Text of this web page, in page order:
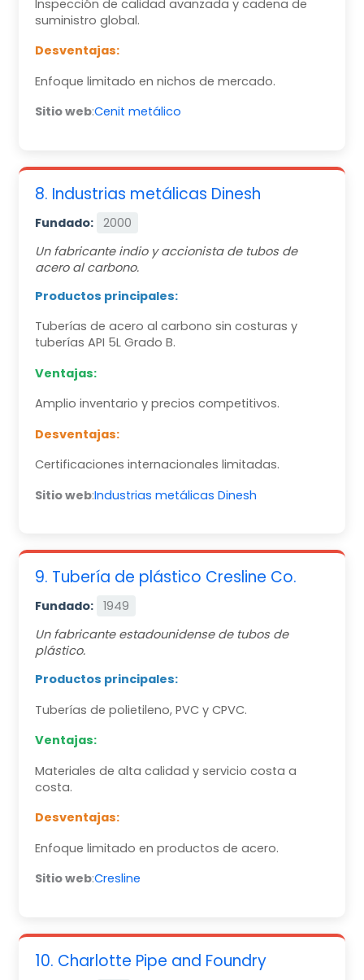
Inspección de calidad avanzada y cadena de
suministro global.
Desventajas:
Enfoque limitado en nichos de mercado.
Sitio web:Cenit metálico
8. Industrias metálicas Dinesh
Fundado:
2000
Un fabricante indio y accionista de tubos de
acero al carbono.
Productos principales:
Tuberías de acero al carbono sin costuras y
tuberías API 5L Grado B.
Ventajas:
Amplio inventario y precios competitivos.
Desventajas:
Certificaciones internacionales limitadas.
Sitio web:Industrias metálicas Dinesh
9. Tubería de plástico Cresline Co.
Fundado:
1949
Un fabricante estadounidense de tubos de
plástico.
Productos principales:
Tuberías de polietileno, PVC y CPVC.
Ventajas:
Materiales de alta calidad y servicio costa a
costa.
Desventajas:
Enfoque limitado en productos de acero.
Sitio web:Cresline
10. Charlotte Pipe and Foundry